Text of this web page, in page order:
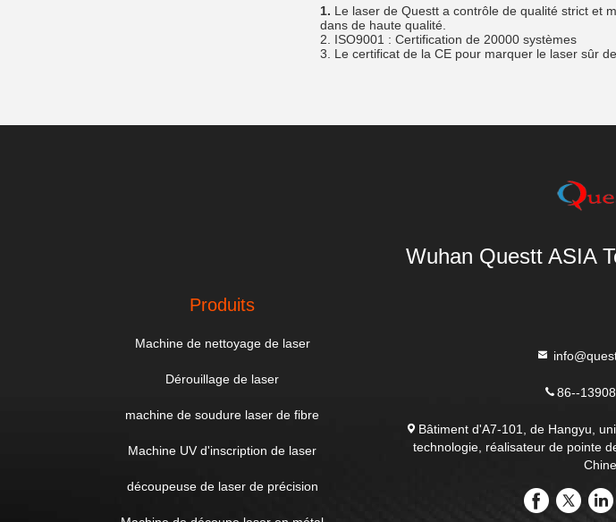
1. Le laser de Questt a contrôle de qualité strict et
dans de haute qualité.
2. ISO9001 : Certification de 20000 systèmes
3. Le certificat de la CE pour marquer le laser sûr
Wuhan Questt ASIA
Produits
Machine de nettoyage de laser
Dérouillage de laser
machine de soudure laser de fibre
Machine UV d'inscription de laser
découpeuse de laser de précision
86--
Bâtiment d'A7-101, de Hangyu,
technologie, réalisateur de pointe
Chine